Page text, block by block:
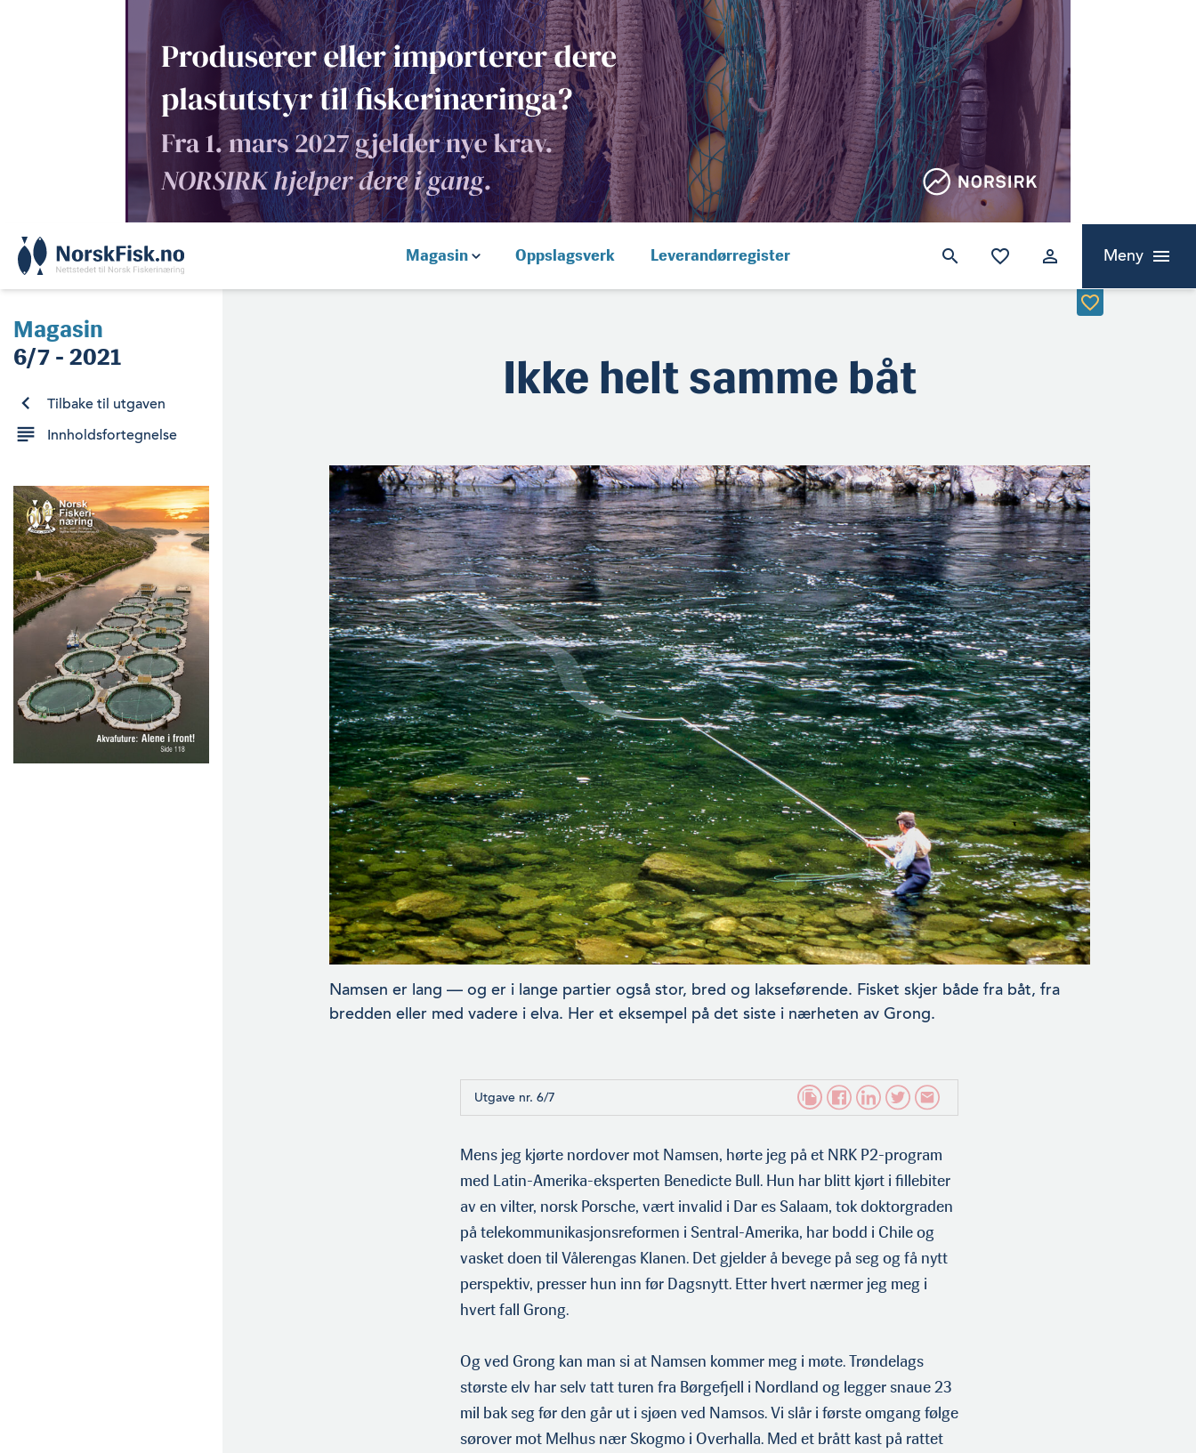
Magasin Oppslagsverk Leverandørregister Meny
Magasin
6/7 - 2021
Tilbake til utgaven
Innholdsfortegnelse
Ikke helt samme båt
Namsen er lang — og er i lange partier også stor, bred og lak­seførende. Fisket skjer både fra båt, fra
bredden eller med vadere i elva. Her et eksempel på det siste i nærheten av Grong.
Utgave nr. 6/7
Mens jeg kjørte nordover mot Namsen, hørte jeg på et NRK P2-program
med Latin-Amerika-eksperten Benedicte Bull. Hun har blitt kjørt i fillebiter
av en vilter, norsk Porsche, vært invalid i Dar es Salaam, tok doktorgraden
på telekommunikasjonsreformen i Sentral-Amerika, har bodd i Chile og
vasket doen til Vålerengas Klanen. Det gjelder å bevege på seg og få nytt
perspektiv, press­er hun inn før Dagsnytt. Etter hvert nærmer jeg meg i
hvert fall Grong.
Og ved Grong kan man si at Namsen kommer meg i møte. Trøndelags
største elv har selv tatt turen fra Børgefjell i Nordland og legger snaue 23
mil bak seg før den går ut i sjøen ved Namsos. Vi slår i første omgang følge
sørover mot Melhus nær Skogmo i Over­halla. Med et brått kast på rattet